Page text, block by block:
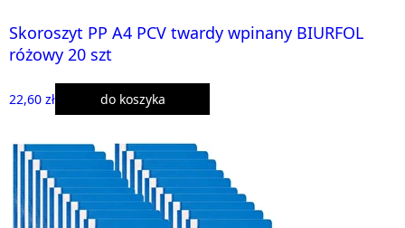
Skoroszyt PP A4 PCV twardy wpinany BIURFOL
różowy 20 szt
22,60 zł do koszyka